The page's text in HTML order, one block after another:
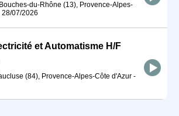
du-Rhône (13), Provence-Alpes-
28/07/2026
et Automatisme H/F
(84), Provence-Alpes-Côte d'Azur -